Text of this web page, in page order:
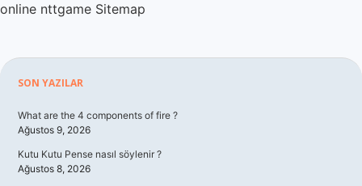
online nttgame Sitemap
Sidebar
SON YAZILAR
What are the 4 components of fire ?
Ağustos 9, 2026
Kutu Kutu Pense nasıl söylenir ?
Ağustos 8, 2026